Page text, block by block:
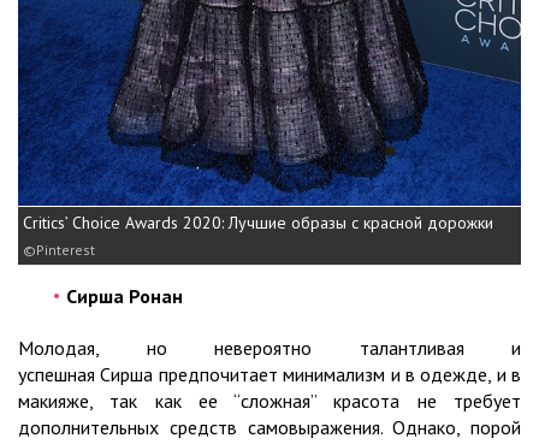
Critics’ Choice Awards 2020: Лучшие образы с красной дорожки
Pinterest
Сирша Ронан
Молодая, но невероятно талантливая и
успешная Сирша предпочитает минимализм и в одежде, и в
макияже, так как ее “сложная” красота не требует
дополнительных средств самовыражения. Однако, порой